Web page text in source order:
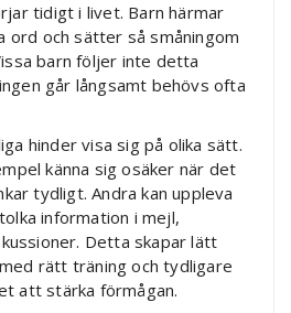
tidigt i livet. Barn härmar
ord och sätter så småningom
barn följer inte detta
går långsamt behövs ofta
hinder visa sig på olika sätt.
känna sig osäker när det
tydligt. Andra kan uppleva
information i mejl,
Detta skapar lätt
rätt träning och tydligare
att stärka förmågan.